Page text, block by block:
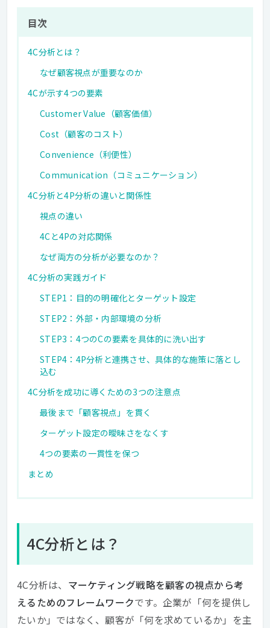
目次
4C分析とは？
なぜ顧客視点が重要なのか
4Cが示す4つの要素
Customer Value（顧客価値）
Cost（顧客のコスト）
Convenience（利便性）
Communication（コミュニケーション）
4C分析と4P分析の違いと関係性
視点の違い
4Cと4Pの対応関係
なぜ両方の分析が必要なのか？
4C分析の実践ガイド
STEP1：目的の明確化とターゲット設定
STEP2：外部・内部環境の分析
STEP3：4つのCの要素を具体的に洗い出す
STEP4：4P分析と連携させ、具体的な施策に落とし
込む
4C分析を成功に導くための3つの注意点
最後まで「顧客視点」を貫く
ターゲット設定の曖昧さをなくす
4つの要素の一貫性を保つ
まとめ
4C分析とは？
4C分析は、 マーケティング戦略を顧客の視点から考
えるためのフレームワークです。企業が「何を提供し
たいか」ではなく、顧客が「何を求めているか」を主